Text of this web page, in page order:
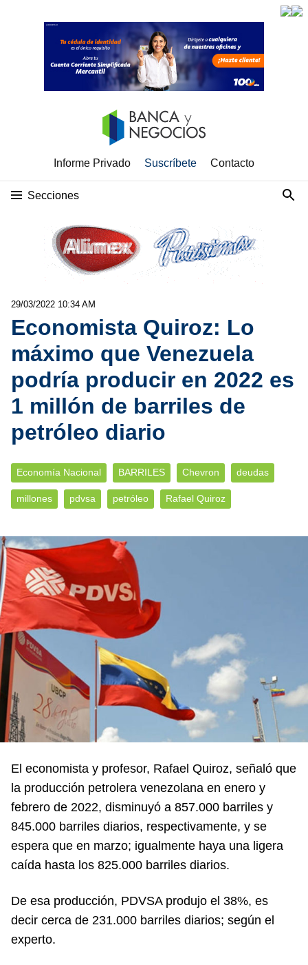
Informe Privado Suscríbete Contacto
Secciones
29/03/2022 10:34 AM
Economista Quiroz: Lo
máximo que Venezuela
podría producir en 2022 es
1 millón de barriles de
petróleo diario
Economía Nacional BARRILES Chevron deudas
millones pdvsa petróleo Rafael Quiroz
El economista y profesor, Rafael Quiroz, señaló que
la producción petrolera venezolana en enero y
febrero de 2022, disminuyó a 857.000 barriles y
845.000 barriles diarios, respectivamente, y se
espera que en marzo; igualmente haya una ligera
caída hasta los 825.000 barriles diarios.
De esa producción, PDVSA produjo el 38%, es
decir cerca de 231.000 barriles diarios; según el
experto.